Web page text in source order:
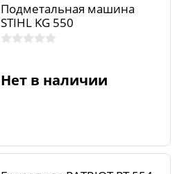
Подметальная машина
STIHL KG 550
Нет в наличии